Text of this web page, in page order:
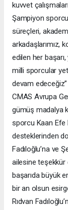
kuvvet
Şampiyon
süreçleri,
arkadaşlarımız,
edilen her
milli sporcular
devam edeceğiz”
CMAS Avrupa
gümüş madalya
sporcu Kaan Efe
desteklerinden
Fadıloğlu’na ve
ailesine teşekkür
başarıda büyük
bir an olsun
Rıdvan